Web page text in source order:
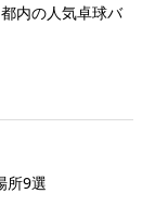
内の人気卓球バ
所9選